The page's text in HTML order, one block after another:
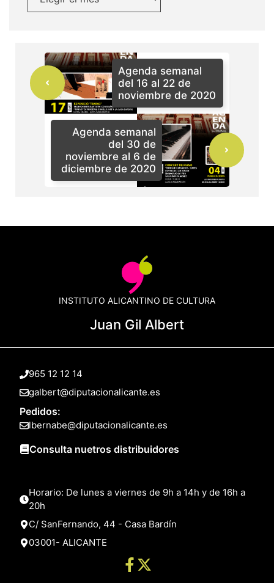
Agenda semanal
del 16 al 22 de
noviembre de 2020
Agenda semanal
del 30 de
noviembre al 6 de
diciembre de 2020
INSTITUTO ALICANTINO DE CULTURA
Juan Gil Albert
965 12 12 14
galbert@diputacionalicante.es
Pedidos:
lbernabe@diputacionalicante.es
Consulta nuetros distribuidores
Horario: De lunes a viernes de 9h a 14h y de 16h a
20h
C/ SanFernando, 44 - Casa Bardín
03001- ALICANTE